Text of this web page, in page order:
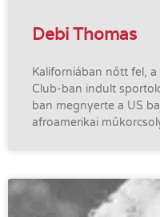
Debi Thomas
Kaliforniában nőtt fel,
Club-ban indult
ban megnyerte a US
afroamerikai